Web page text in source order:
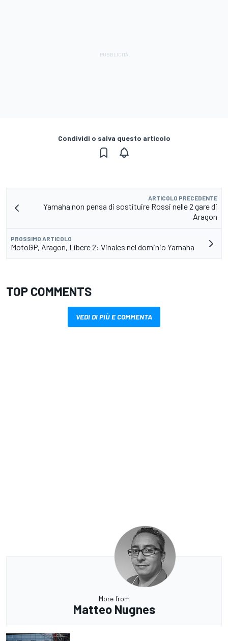
Condividi o salva questo articolo
ARTICOLO PRECEDENTE
Yamaha non pensa di sostituire Rossi nelle 2 gare di
Aragon
PROSSIMO ARTICOLO
MotoGP, Aragon, Libere 2: Vinales nel dominio Yamaha
TOP COMMENTS
VEDI DI PIÙ E COMMENTA
More from
Matteo Nugnes